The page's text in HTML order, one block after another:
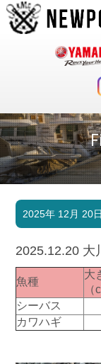
マリンクラ
マリンライフを堪能し
ボート免
長年の実績と信頼！
店舗情報
お問い合わ
2025年 12月 20日
2025.12.20 大
魚種
大
（
シーバス
カワハギ